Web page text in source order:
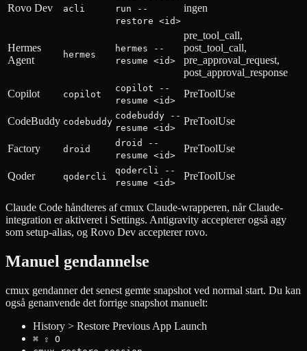
Rovo Dev acli
run --
restore <id>
ingen
Hermes
Agent
hermes
hermes --
resume <id>
pre_tool_call,
post_tool_call,
pre_approval_request,
post_approval_response
Copilot
copilot
copilot --
resume <id>
PreToolUse
CodeBuddy codebuddy
codebuddy --
resume <id>
PreToolUse
Factory droid
droid --
resume <id>
PreToolUse
Qoder qodercli
qodercli --
resume <id>
PreToolUse
Claude Code håndteres af cmux Claude-wrapperen, når Claude-
integration er aktiveret i Settings. Antigravity accepterer også agy
som setup-alias, og Rovo Dev accepterer rovo.
Manuel gendannelse
cmux gendanner det senest gemte snapshot ved normal start. Du kan
også genanvende det forrige snapshot manuelt:
History > Restore Previous App Launch
⌘ ⇧ O